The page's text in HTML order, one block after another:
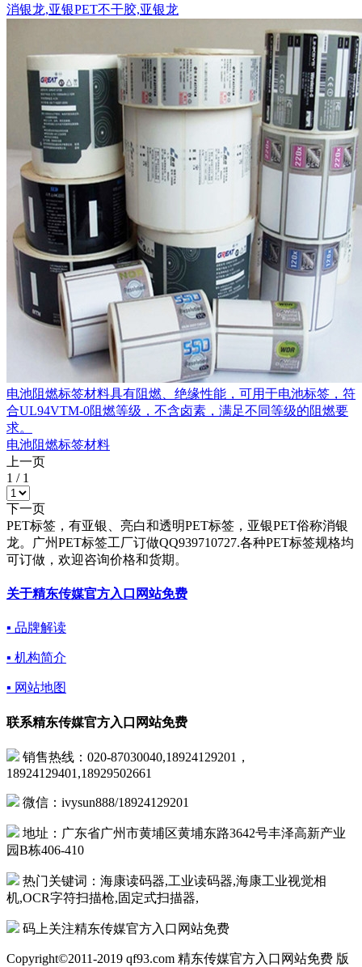
消银龙,亚银PET不干胶,亚银龙
电池阻燃标签材料具有阻燃、绝缘性能，可用于电池标签，符
合UL94VTM-0阻燃等级，不含卤素，满足不同等级的阻燃要
求。
电池阻燃标签材料
上一页
1 / 1
下一页
PET标签，有亚银、亮白和透明PET标签，亚银PET俗称消银
龙。广州PET标签工厂订做QQ939710727.各种PET标签规格均
可订做，欢迎咨询价格和货期。
关于精东传媒官方入口网站免费
▪ 品牌解读
▪ 机构简介
▪ 网站地图
联系精东传媒官方入口网站免费
销售热线：020-87030040,18924129201，
18924129401,18929502661
微信：ivysun888/18924129201
地址：广东省广州市黄埔区黄埔东路3642号丰泽高新产业
园B栋406-410
热门关键词：海康读码器,工业读码器,海康工业视觉相
机,OCR字符扫描枪,固定式扫描器,
码上关注精东传媒官方入口网站免费
Copyright©2011-2019 qf93.com 精东传媒官方入口网站免费 版